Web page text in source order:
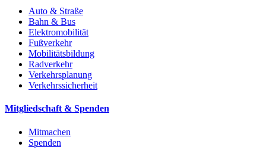
Auto & Straße
Bahn & Bus
Elektromobilität
Fußverkehr
Mobilitätsbildung
Radverkehr
Verkehrsplanung
Verkehrssicherheit
Mitgliedschaft & Spenden
Mitmachen
Spenden